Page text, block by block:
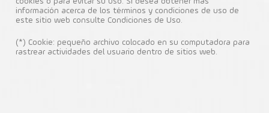
información acerca de los términos y condiciones de uso de
este sitio web consulte Condiciones de Uso.
(*) Cookie: pequeño archivo colocado en su computadora para
rastrear actividades del usuario dentro de sitios web.